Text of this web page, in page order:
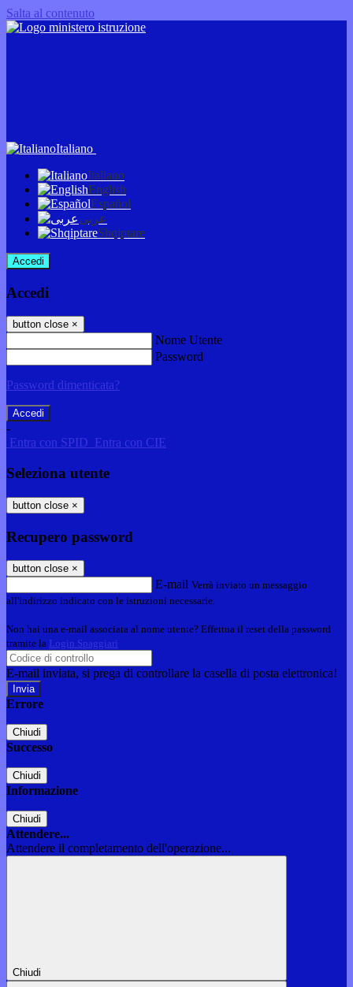
Salta al contenuto
Italiano
Italiano
English
Español
عربى
Shqiptare
Accedi
Accedi
button close ×
Nome Utente
Password
Password dimenticata?
-
Entra con SPID Entra con CIE
Seleziona utente
button close ×
Recupero password
button close ×
E-mail Verrà inviato un messaggio
all'indirizzo indicato con le istruzioni necessarie.
Non hai una e-mail associata al nome utente? Effettua il reset della password
tramite la Login Spaggiari
E-mail inviata, si prega di controllare la casella di posta elettronica!
Errore
Chiudi
Successo
Chiudi
Informazione
Chiudi
Attendere...
Attendere il completamento dell'operazione...
Chiudi